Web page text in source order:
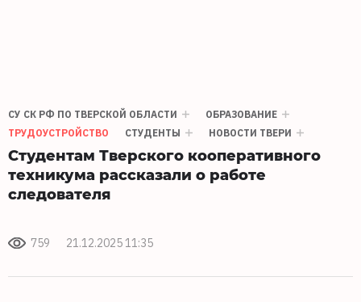
СУ СК РФ ПО ТВЕРСКОЙ ОБЛАСТИ
ОБРАЗОВАНИЕ
ТРУДОУСТРОЙСТВО
СТУДЕНТЫ НОВОСТИ ТВЕРИ
Студентам Тверского кооперативного
техникума рассказали о работе
следователя
759 21.12.2025 11:35